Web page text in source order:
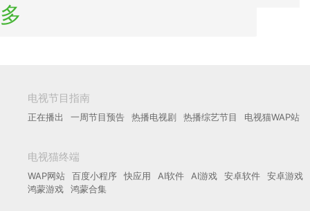
多
电视节目指南
正在播出 一周节目预告 热播电视剧 热播综艺节目 电视猫WAP站
电视猫终端
WAP网站 百度小程序 快应用 AI软件 AI游戏 安卓软件
安卓游戏
鸿蒙游戏
鸿蒙合集